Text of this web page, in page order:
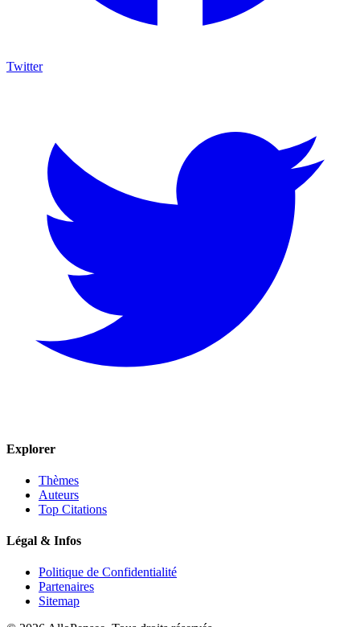
Twitter
Explorer
Thèmes
Auteurs
Top Citations
Légal & Infos
Politique de Confidentialité
Partenaires
Sitemap